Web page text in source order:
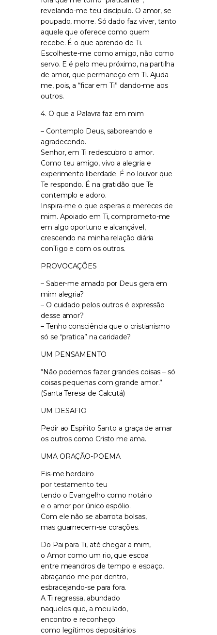
revelando-me teu discípulo. O amor, se
poupado, morre. Só dado faz viver, tanto
aquele que oferece como quem
recebe. É o que aprendo de Ti.
Escolheste-me como amigo, não como
servo. E é pelo meu próximo, na partilha
de amor, que permaneço em Ti. Ajuda-
me, pois, a “ficar em Ti” dando-me aos
outros.
4. O que a Palavra faz em mim
– Contemplo Deus, saboreando e
agradecendo.
Senhor, em Ti redescubro o amor.
Como teu amigo, vivo a alegria e
experimento liberdade. É no louvor que
Te respondo. É na gratidão que Te
contemplo e adoro.
Inspira-me o que esperas e mereces de
mim. Apoiado em Ti, comprometo-me
em algo oportuno e alcançável,
crescendo na minha relação diária
conTigo e com os outros.
PROVOCAÇÕES
– Saber-me amado por Deus gera em
mim alegria?
– O cuidado pelos outros é expressão
desse amor?
– Tenho consciência que o cristianismo
só se “pratica” na caridade?
UM PENSAMENTO
“Não podemos fazer grandes coisas – só
coisas pequenas com grande amor.”
(Santa Teresa de Calcutá)
UM DESAFIO
Pedir ao Espírito Santo a graça de amar
os outros como Cristo me ama.
UMA ORAÇÃO-POEMA
Eis-me herdeiro
por testamento teu
tendo o Evangelho como notário
e o amor por único espólio.
Com ele não se abarrota bolsas,
mas guarnecem-se corações.
Do Pai para Ti, até chegar a mim,
o Amor como um rio, que escoa
entre meandros de tempo e espaço,
abraçando-me por dentro,
esbracejando-se para fora.
A Ti regressa, abundado
naqueles que, a meu lado,
encontro e reconheço
como legítimos depositários